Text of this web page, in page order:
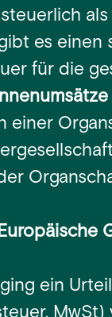
es einen
für die
einer
ein